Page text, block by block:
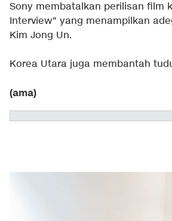
Sony membatalkan perilisan film
Interview" yang menampilkan
Kim Jong Un.
Korea Utara juga membantah
(ama)